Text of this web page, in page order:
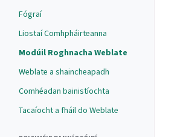
Fógraí
Liostaí Comhpháirteanna
Modúil Roghnacha Weblate
Weblate a shaincheapadh
Comhéadan bainistíochta
Tacaíocht a fháil do Weblate